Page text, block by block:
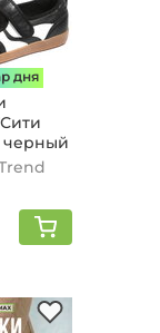
дня
черный